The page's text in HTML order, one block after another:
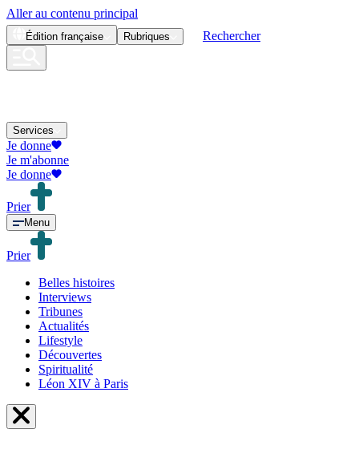
Aller au contenu principal
Édition française Rubriques Rechercher
Services
Je donne
Je m'abonne
Je donne
Prier
Menu
Prier
Belles histoires
Interviews
Tribunes
Actualités
Lifestyle
Découvertes
Spiritualité
Léon XIV à Paris